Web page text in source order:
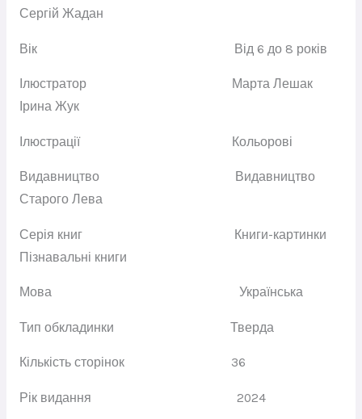
Сергій Жадан
Вік Від 6 до 8 років
Ілюстратор Марта Лешак
Ірина Жук
Ілюстрації Кольорові
Видавництво Видавництво
Старого Лева
Серія книг Книги-картинки
Пізнавальні книги
Мова Українська
Тип обкладинки Тверда
Кількість сторінок 36
Рік видання 2024